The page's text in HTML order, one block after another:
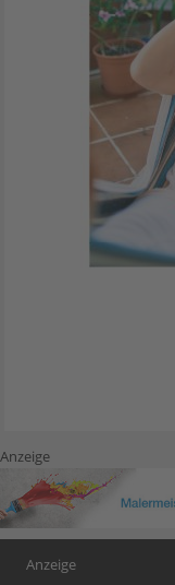
Anzeige
Anzeige